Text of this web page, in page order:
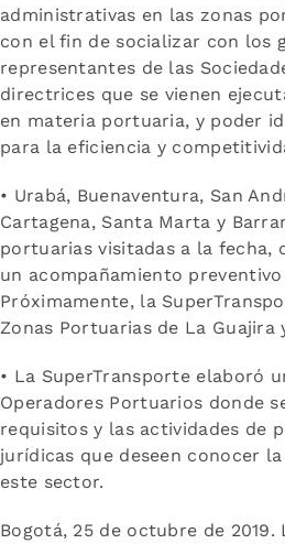
administrativas en las zonas
con el fin de socializar con los
representantes de las
directrices que se vienen
en materia portuaria, y poder
para la eficiencia y
• Urabá, Buenaventura, San
Cartagena, Santa Marta y
portuarias visitadas a la fecha,
un acompañamiento
Próximamente, la
Zonas Portuarias de La Guajira
• La SuperTransporte elaboró
Operadores Portuarios donde
requisitos y las actividades de
jurídicas que deseen conocer
este sector.
Bogotá, 25 de octubre de